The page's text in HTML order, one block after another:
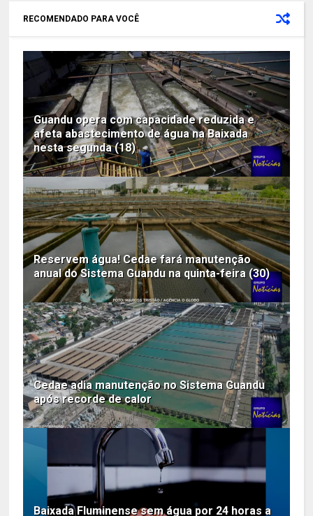
RECOMENDADO PARA VOCÊ
Guandu opera com capacidade reduzida e
afeta abastecimento de água na Baixada
nesta segunda (18)
Reservem água! Cedae fará manutenção
anual do Sistema Guandu na quinta-feira (30)
Cedae adia manutenção no Sistema Guandu
após recorde de calor
Baixada Fluminense sem água por 24 horas a